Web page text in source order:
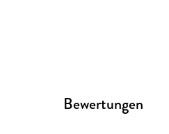
Bewertungen